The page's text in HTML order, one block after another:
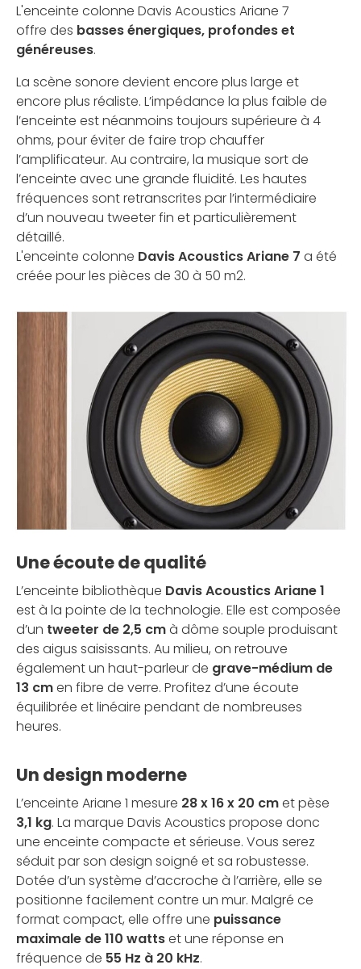
L'enceinte colonne Davis Acoustics Ariane 7
offre des basses énergiques, profondes et
généreuses.
La scène sonore devient encore plus large et
encore plus réaliste. L’impédance la plus faible de
l’enceinte est néanmoins toujours supérieure à 4
ohms, pour éviter de faire trop chauffer
l’amplificateur. Au contraire, la musique sort de
l’enceinte avec une grande fluidité. Les hautes
fréquences sont retranscrites par l’intermédiaire
d’un nouveau tweeter fin et particulièrement
détaillé.
L'enceinte colonne Davis Acoustics Ariane 7 a été
créée pour les pièces de 30 à 50 m2.
Une écoute de qualité
L’enceinte bibliothèque Davis Acoustics Ariane 1
est à la pointe de la technologie. Elle est composée
d’un tweeter de 2,5 cmà dôme souple produisant
des aigus saisissants. Au milieu, on retrouve
également un haut-parleur de grave-médium de
13 cmen fibre de verre. Profitez d’une écoute
équilibrée et linéaire pendant de nombreuses
heures.
Un design moderne
L’enceinte Ariane 1 mesure 28 x 16 x 20 cmet pèse
3,1 kg. La marque Davis Acoustics propose donc
une enceinte compacte et sérieuse. Vous serez
séduit par son design soigné et sa robustesse.
Dotée d’un système d’accroche à l’arrière, elle se
positionne facilement contre un mur. Malgré ce
format compact, elle offre une puissance
maximale de 110 wattset une réponse en
fréquence de 55 Hz à 20 kHz.